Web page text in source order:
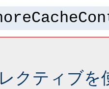
クティブを